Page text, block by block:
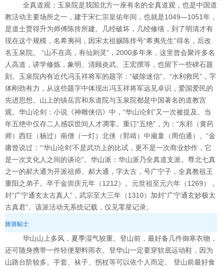
全真道观：玉泉院是我国北方一座有名的全真道观，也是中国道
教活动主要场所之一，建于宋仁宗皇佑年间，也就是1049—1051年，
是道士贾得升为师傅陈抟所建。几经破坏，几经修缮，到了明清才有
现在这个规模，名希夷祠，因宋太祖赐陈抟号“希夷先生”得名，后改
名玉泉院。 “山不在高，有仙则灵”，2000多年来，这里曾会聚许多名
人高道，讲学修炼，象明、清顾炎武、王宏撰等，也留下一些碑石题
刻。玉泉院内有近代冯玉祥将军的题字：“破除迷信”、“水利救民”，字
体刚劲有力，从这些题字中体现出冯玉祥将军远见卓识，爱国爱民的
先进思想。山上的镇岳宫和东道院与玉泉院都是中国著名的道教宫
观。华山论剑：小说《神雕侠侣》中，“华山论剑”又一次被提及。当
年五绝中仅存二人感叹世间人才凋零。重订“五绝”，为：“东邪（黄药
师）西狂（杨过）南僧（一灯）北侠（郭靖）中顽童（周伯通）。”金
庸曾说过：“‘华山论剑’不是武功上的比试，更不是一次商业炒作，它
是一次文化人之间的谈论"。华山派：华山派乃全真道支派。尊北七真
之一的郝大通为开派祖师。郝大通，字太古，号广宁子，全真教祖王
重阳之弟子。卒于金崇庆元年（1212）。元世祖至元六年（1269），
封“广宁通玄太古真人”，武宗至大三年（1310）加封“广宁通玄妙极太
古真君”。该派活动无系统记载，仅见零星记录。
旅游贴士
华山山上多风，夏季湿气较重。登山前，最好备几件御寒衣物，
还可随身携带一件轻便塑料雨衣。登华山一定要穿软底运动鞋，因为
山路台阶较多。手套、袜子、拐杖等可以依个人而定。 登山前最好食